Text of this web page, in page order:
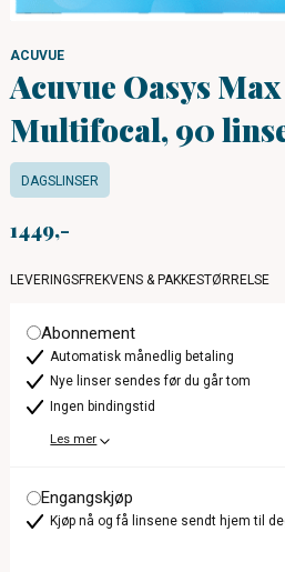
ACUVUE
Acuvue Oasys
Multifocal, 90
DAGSLINSER
1449
LEVERINGSFREKVENS & PAKKESTØRRELSE
Abonnement
Automatisk månedlig betaling
Nye linser sendes før du går tom
Ingen bindingstid
Les mer
Engangskjøp
Kjøp nå og få linsene sendt hjem til